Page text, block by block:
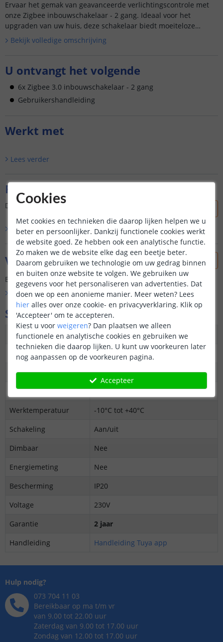
Ervaar het gemak van geavanceerde verlichtingscontrole met
onze Zigbee inbouwschakelaar - 2 gang. Ideaal voor het
upgraden van uw huis, deze schakelaar biedt moeiteloze
bediening en ...
Bekijk volledige omschrijving
U ontvangt het volgende
6x Zigbee 3.0 inbouwschakelaar - 2 gang
Gebruikershandleiding
Werkt met
Lees verder
Reviews
Dit product is nog niet beoordeeld door onze klanten.
Bekijk alle 0 reviews
Vraag & antwoord
Er is nog geen vraag gesteld over dit product.
Bekijk alle Vraag & antwoord
Specificaties
Protocol
Zigbee 3.0
39,2 x 39,2 x 18 mm (lxbxh)
Max. vermogen
2 x 10-100W
Werkbereik
< 100M
Werktemperatuur
-10°C tot +40°C
Schakeling
Aan/uit
Dimbaar
Nee
Energiemeting
Nee
Bescherming
IP20
Voltage
230V
Garantie
2 jaar
Handleiding
Handleiding Tuya app
Hulp nodig?
073 704 11 03
Bereikbaar op ma t/m vr
van 9.00 tot 22.00 uur
Zaterdag van 9.00 tot 17.00 uur
Zondag van 12.00 tot 17.00 uur
Cookies
Met cookies en technieken die daarop lijken helpen we u
beter en persoonlijker. Dankzij functionele cookies werkt
de website goed. Ze hebben ook een analytische functie.
Zo maken we de website elke dag een beetje beter.
Daarom gebruiken we technologie om uw gedrag binnen
en buiten onze website te volgen. We gebruiken uw
gegevens voor het personaliseren van advertenties. Dat
doen we op een anonieme manier. Meer weten? Lees
hier alles over onze cookie- en privacyverklaring. Klik op
'Accepteer' om te accepteren.
Kiest u voor weigeren? Dan plaatsen we alleen
functionele en analytische cookies en gebruiken we
technieken die daarop lijken. U kunt uw voorkeuren later
nog aanpassen op de voorkeuren pagina.
Accepteer